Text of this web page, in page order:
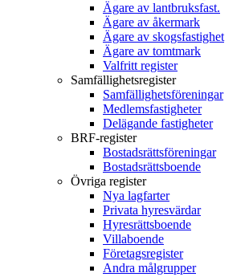
Ägare av lantbruksfast.
Ägare av åkermark
Ägare av skogsfastighet
Ägare av tomtmark
Valfritt register
Samfällighetsregister
Samfällighetsföreningar
Medlemsfastigheter
Delägande fastigheter
BRF-register
Bostadsrättsföreningar
Bostadsrättsboende
Övriga register
Nya lagfarter
Privata hyresvärdar
Hyresrättsboende
Villaboende
Företagsregister
Andra målgrupper